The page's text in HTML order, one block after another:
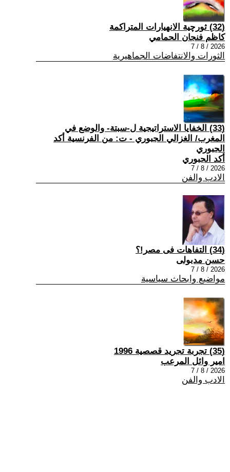
(32) ثورچية الانهيارات المتراكمة
كاظم فنجان الحمامي
2026 / 8 / 7
الثورات والانتفاضات الجماهيرية
(33) الخفايا الاستراتيجية ل-سبتة- والوضع في
المغرب/ الغزالي الجبوري - ت: من الفرنسية أكد
الجبوري
أكد الجبوري
2026 / 8 / 7
الادب والفن
(34) التفاهات فى مصر!؟
حسن مدبولى
2026 / 8 / 7
مواضيع وابحاث سياسية
(35) تجربة تجريد قصصية 1996
امير وائل المرعب
2026 / 8 / 7
الادب والفن